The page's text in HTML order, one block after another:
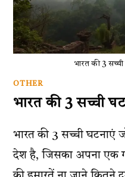
भारत की 3
OTHER
भारत की 3 सच्ची
भारत की 3 सच्ची घटनाएं
देश है, जिसका अपना एक